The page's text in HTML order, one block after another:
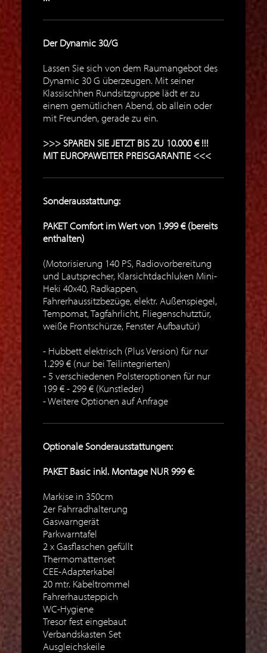
Der Dynamic 30/G
Lassen Sie sich von dem Raumangebot des
Dynamic 30 G überzeugen. Mit seiner
Klassischhen Rundsitzgruppe lädt er zu
einem gemütlichen Abend, ob allein oder
mit Freunden, gerade zu ein.
>>> SPAREN SIE JETZT BIS ZU 10.000 € !!!
MIT EUROPAWEITER PREISGARANTIE <<<
Sonderausstattung:
PAKET Comfort im Wert von 1.999 € (bereits
enthalten)
(Motorisierung 140 PS, Radiovorbereitung
und Lautsprecher, Klarsichtdachluken Mini-
Heki 40x40, Radkappen,
Fahrerhaussitzbezüge, elektr. Außenspiegel,
Tempomat, Tagfahrlicht, Fliegenschutztür,
weiße Frontschürze, Fenster Aufbautür)
Hubbett elektrisch (Plus Version) für nur
1.299 € (nur bei Teilintegrierten)
5 verschiedenen Polsteroptionen für nur
199 € - 299 € (Kunstleder)
Weitere Optionen auf Anfrage
Optionale Sonderausstattungen:
PAKET Basic inkl. Montage NUR 999 €:
Markise in 350cm
2er Fahrradhalterung
Gaswarngerät
Parkwarntafel
2 x Gasflaschen gefüllt
Thermomattenset
CEE-Adapterkabel
20 mtr. Kabeltrommel
Fahrerhausteppich
WC-Hygiene
Tresor fest eingebaut
Verbandskasten Set
Ausgleichskeile